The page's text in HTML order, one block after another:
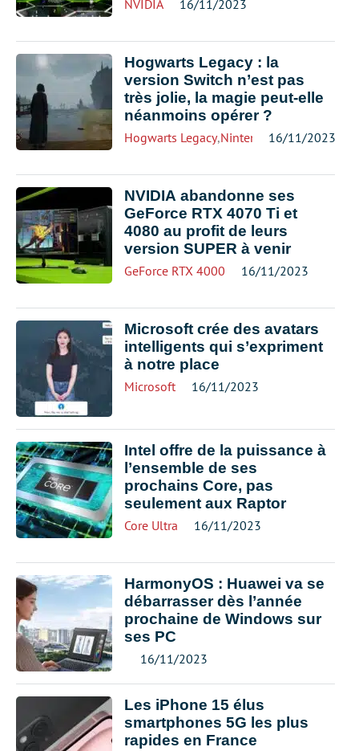
NVIDIA 16/11/2023
Hogwarts Legacy : la
version Switch n’est pas
très jolie, la magie peut-elle
néanmoins opérer ?
Hogwarts Legacy,Nintendo Switch
16/11/2023
NVIDIA abandonne ses
GeForce RTX 4070 Ti et
4080 au profit de leurs
version SUPER à venir
GeForce RTX 4000 16/11/2023
Microsoft crée des avatars
intelligents qui s’expriment
à notre place
Microsoft 16/11/2023
Intel offre de la puissance à
l’ensemble de ses
prochains Core, pas
seulement aux Raptor
Core Ultra 16/11/2023
HarmonyOS : Huawei va se
débarrasser dès l’année
prochaine de Windows sur
ses PC
16/11/2023
Les iPhone 15 élus
smartphones 5G les plus
rapides en France